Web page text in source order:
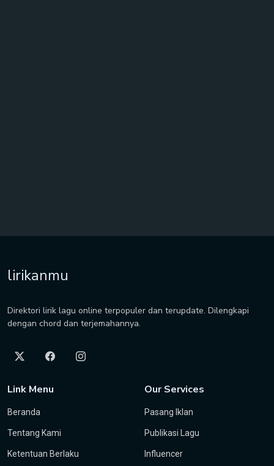
lirikanmu
Direktori lirik lagu online terpopuler dan terupdate. Dilengkapi
dengan chord dan terjemahannya.
Link Menu
Beranda
Tentang Kami
Ketentuan Berlaku
Our Services
Pasang Iklan
Publikasi Lagu
Influencer